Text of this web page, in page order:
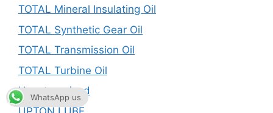
TOTAL Mineral Insulating Oil
TOTAL Synthetic Gear Oil
TOTAL Transmission Oil
TOTAL Turbine Oil
Uncategorized
WhatsApp us